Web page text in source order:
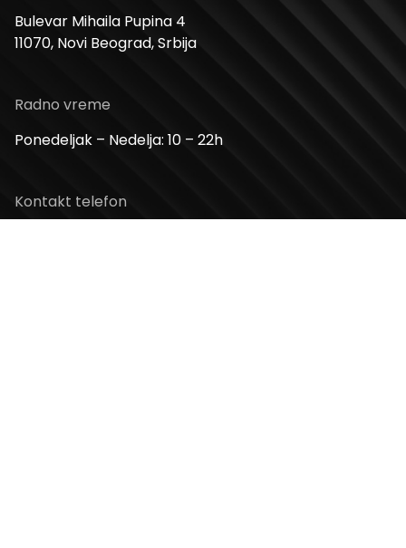
Bulevar Mihaila Pupina 4
11070, Novi Beograd, Srbija
Radno vreme
Ponedeljak – Nedelja: 10 – 22h
Kontakt telefon